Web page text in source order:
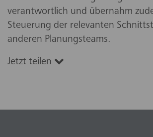
verantwortlich und übernahm
Steuerung der relevanten
anderen Planungsteams.
Jetzt teilen